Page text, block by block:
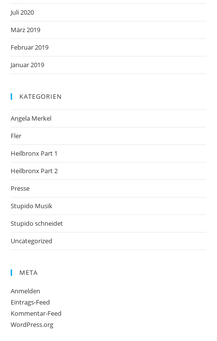
Juli 2020
März 2019
Februar 2019
Januar 2019
KATEGORIEN
Angela Merkel
Fler
Heilbronx Part 1
Heilbronx Part 2
Presse
Stupido Musik
Stupido schneidet
Uncategorized
META
Anmelden
Eintrags-Feed
Kommentar-Feed
WordPress.org